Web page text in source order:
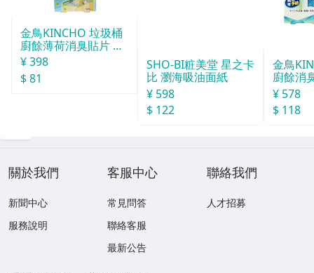
金鳥KINCHO 垃圾桶
廚餘薄荷消臭貼片 約
30天分
¥ 398
$ 81
SHO-BI粧美堂 星之卡
比 瀏海吸油面紙
金鳥
廚餘消
分
¥ 578
$ 118
常見問答